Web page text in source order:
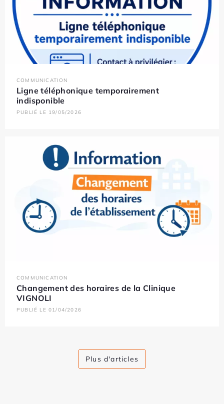
COMMUNICATION
Ligne téléphonique temporairement
indisponible
PUBLIÉ LE 19/05/2026
COMMUNICATION
Changement des horaires de la Clinique
VIGNOLI
PUBLIÉ LE 01/04/2026
Plus d'articles